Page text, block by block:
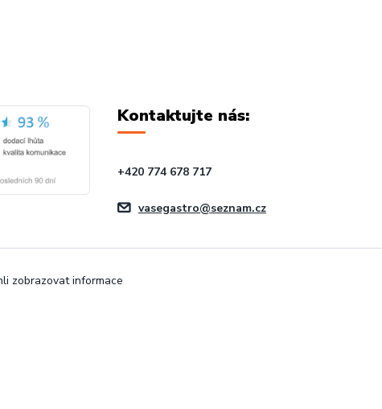
Kontaktujte nás:
+420 774 678 717
vasegastro@seznam.cz
zobrazovat informace